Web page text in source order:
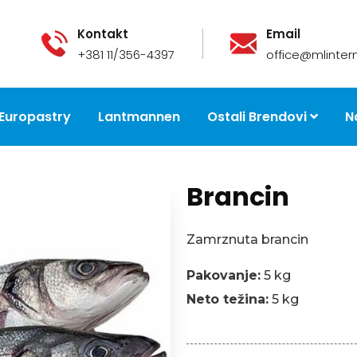
Kontakt
+381 11/356-4397
Email
Lantmannen Ostali Brendovi
Brancin
Zamrznuta brancin
Pakovanje: 5 kg
Neto težina: 5 kg